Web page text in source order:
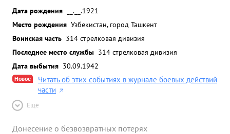
Дата рождения
__.__.1921
Место рождения Узбекистан, город Ташкент
Воинская часть 314 стрелковая дивизия
Последнее место службы 314 стрелковая дивизия
Дата выбытия 30.09.1942
Новое
Читать об этих событиях в журнале боевых действий
части
Ещё
Донесение о безвозвратных потерях